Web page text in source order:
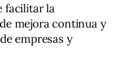
facilitar la
mejora continua y
empresas y